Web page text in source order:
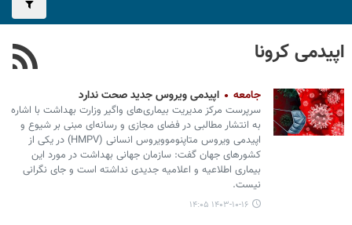
اپیدمی کرونا
جامعه اپیدمی ویروس جدید صحت ندارد
سرپرست مرکز مدیریت بیماری‌های واگیر وزارت بهداشت با اشاره
به انتشار مطالبی در فضای مجازی و رسانه‌ای مبنی بر شیوع و
اپیدمی ویروس متاپنوموویروس انسانی (HMPV) در یکی از
کشورهای جهان گفت: سازمان جهانی بهداشت در مورد این
بیماری اطلاعیه و اعلامیه جدیدی نداشته است و جای نگرانی
نیست.
۱۴۰۳-۱۰-۱۶ ۱۴:۰۵